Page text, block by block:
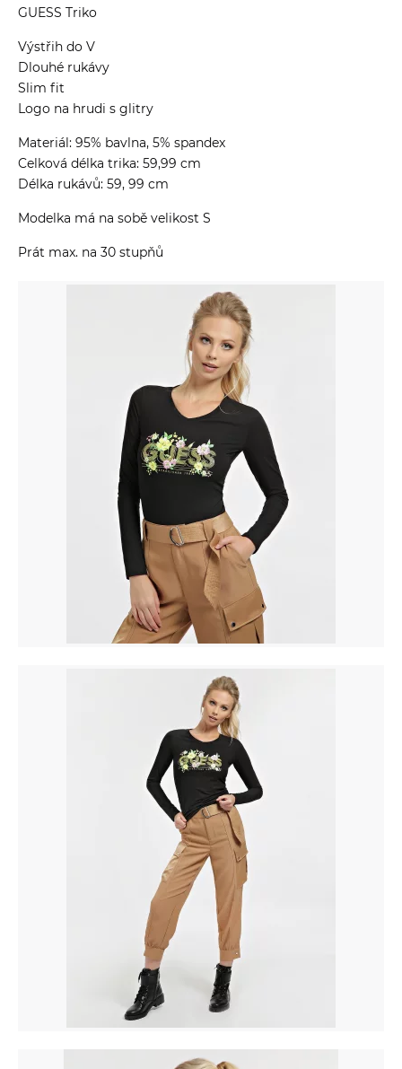
GUESS Triko
Výstřih do V
Dlouhé rukávy
Slim fit
Logo na hrudi s glitry
Materiál: 95% bavlna, 5% spandex
Celková délka trika: 59,99 cm
Délka rukávů: 59, 99 cm
Modelka má na sobě velikost S
Prát max. na 30 stupňů